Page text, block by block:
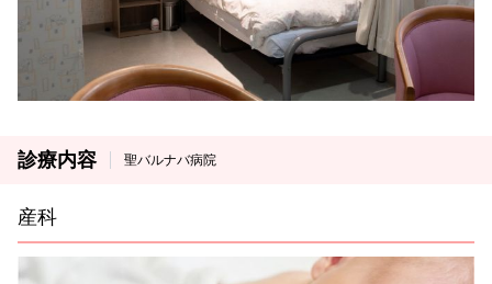
診療内容 聖バルナバ病院
産科